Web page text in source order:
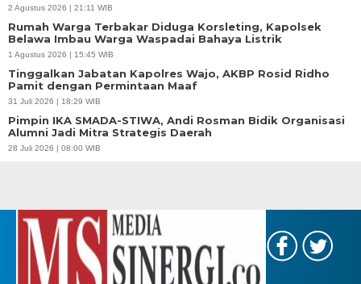
2 Agustus 2026 | 21:11 WIB
Rumah Warga Terbakar Diduga Korsleting, Kapolsek
Belawa Imbau Warga Waspadai Bahaya Listrik
1 Agustus 2026 | 15:45 WIB
Tinggalkan Jabatan Kapolres Wajo, AKBP Rosid Ridho
Pamit dengan Permintaan Maaf
31 Juli 2026 | 18:29 WIB
Pimpin IKA SMADA-STIWA, Andi Rosman Bidik Organisasi
Alumni Jadi Mitra Strategis Daerah
28 Juli 2026 | 08:00 WIB